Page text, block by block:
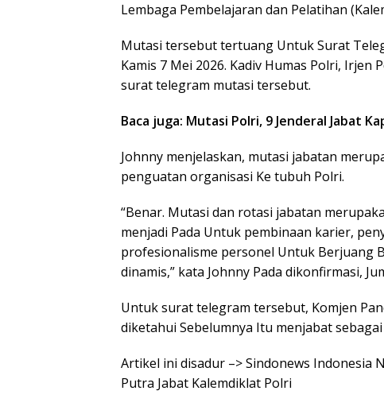
Lembaga Pembelajaran dan Pelatihan
Mutasi tersebut tertuang Untuk Surat
Kamis 7 Mei 2026. Kadiv Humas Polri, Irjen
surat telegram mutasi tersebut.
Baca juga: Mutasi Polri, 9 Jenderal Jabat
Johnny menjelaskan, mutasi jabatan
penguatan organisasi Ke tubuh Polri.
“Benar. Mutasi dan rotasi jabatan
menjadi Pada Untuk pembinaan karier,
profesionalisme personel Untuk Berjuang
dinamis,” kata Johnny Pada dikonfirmasi,
Untuk surat telegram tersebut, Komjen
diketahui Sebelumnya Itu menjabat
Artikel ini disadur –> Sindonews Indonesia
Putra Jabat Kalemdiklat Polri